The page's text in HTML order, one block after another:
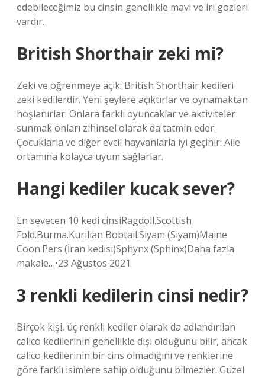
edebileceğimiz bu cinsin genellikle mavi ve iri gözleri
vardır.
British Shorthair zeki mi?
Zeki ve öğrenmeye açık: British Shorthair kedileri
zeki kedilerdir. Yeni şeylere açıktırlar ve oynamaktan
hoşlanırlar. Onlara farklı oyuncaklar ve aktiviteler
sunmak onları zihinsel olarak da tatmin eder.
Çocuklarla ve diğer evcil hayvanlarla iyi geçinir: Aile
ortamına kolayca uyum sağlarlar.
Hangi kediler kucak sever?
En sevecen 10 kedi cinsiRagdoll.Scottish
Fold.Burma.Kurilian Bobtail.Siyam (Siyam)Maine
Coon.Pers (İran kedisi)Sphynx (Sphinx)Daha fazla
makale…•23 Ağustos 2021
3 renkli kedilerin cinsi nedir?
Birçok kişi, üç renkli kediler olarak da adlandırılan
calico kedilerinin genellikle dişi olduğunu bilir, ancak
calico kedilerinin bir cins olmadığını ve renklerine
göre farklı isimlere sahip olduğunu bilmezler. Güzel